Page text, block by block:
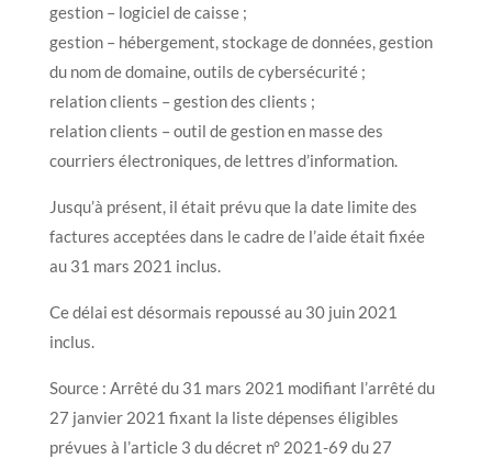
gestion – logiciel de caisse ;
gestion – hébergement, stockage de données, gestion
du nom de domaine, outils de cybersécurité ;
relation clients – gestion des clients ;
relation clients – outil de gestion en masse des
courriers électroniques, de lettres d’information.
Jusqu’à présent, il était prévu que la date limite des
factures acceptées dans le cadre de l’aide était fixée
au 31 mars 2021 inclus.
Ce délai est désormais repoussé au 30 juin 2021
inclus.
Source : Arrêté du 31 mars 2021 modifiant l’arrêté du
27 janvier 2021 fixant la liste dépenses éligibles
prévues à l’article 3 du décret n° 2021-69 du 27